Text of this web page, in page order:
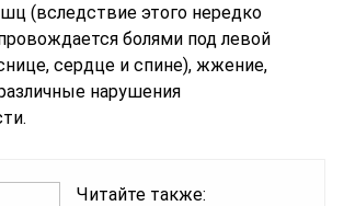
(вследствие этого нередко
болями под левой
сердце и спине), жжение,
нарушения
Читайте также: